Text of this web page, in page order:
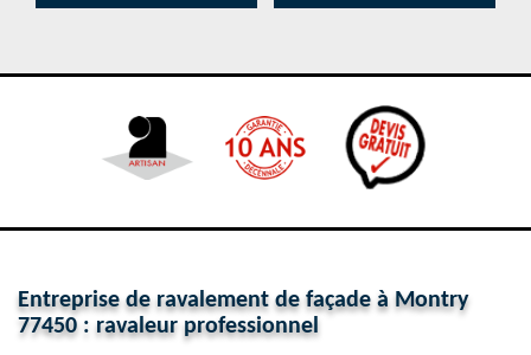
Entreprise de ravalement de façade à Montry
77450 : ravaleur professionnel